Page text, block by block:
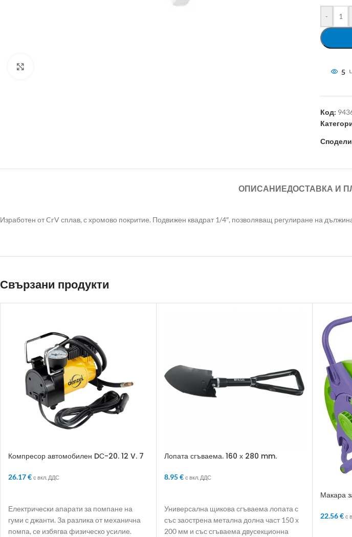
-
5
Код:
ОПИСАНИЕДОСТАВКА И
Изработен от CrV сплав, с хромово покритие. Подвижен квадрат 1/4″, позволяващ регулиране на
Свързани продукти
Компресор автомобилен DС-20. 12 V. 7
26.17€ с вкл. ДДС
Електрически апарати за помпане на
гуми с джанти. За разлика от механична
помпа, се избягва физическо усилие.
Лопата сгъваема. 160 х 280 mm.
8.95€ с вкл. ДДС
Универсална щикова сгъваема лопата с
със заострена метална долна част 150 х
200 мм и със сгъваема двусекционна
Макара
22.56€ с